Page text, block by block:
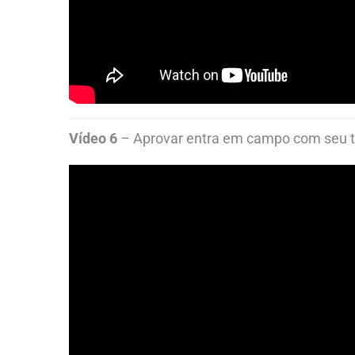
Vídeo 6 – Aprovar entra em campo com seu